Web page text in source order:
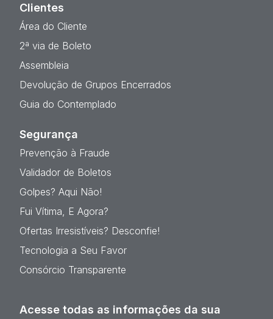
Clientes
Área do Cliente
2ª via de Boleto
Assembleia
Devolução de Grupos Encerrados
Guia do Contemplado
Segurança
Prevenção à Fraude
Validador de Boletos
Golpes? Aqui Não!
Fui Vítima, E Agora?
Ofertas Irresistíveis? Desconfie!
Tecnologia a Seu Favor
Consórcio Transparente
Acesse todas as informações da sua